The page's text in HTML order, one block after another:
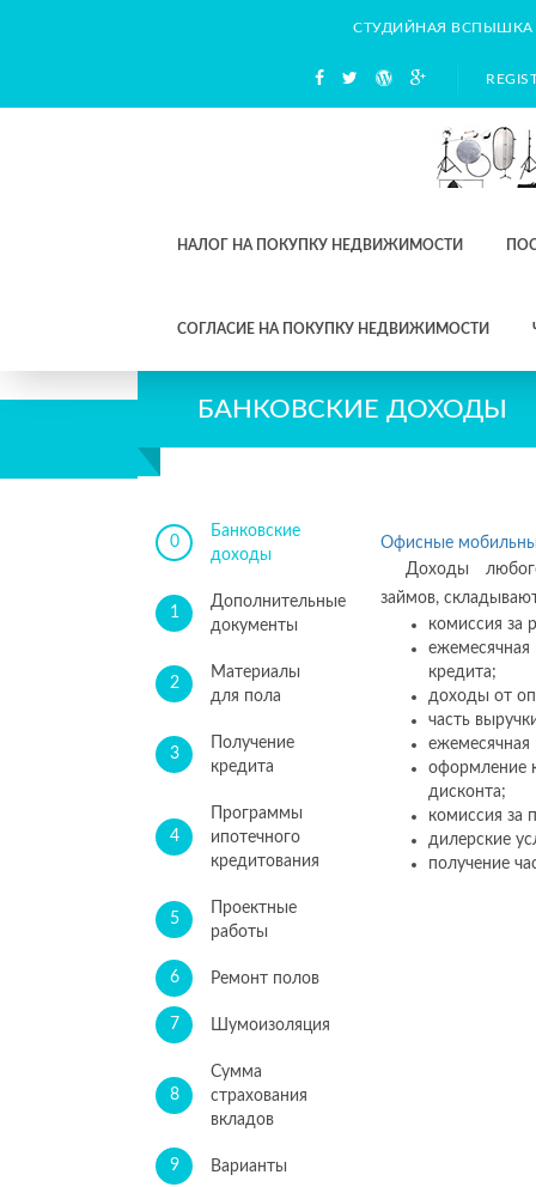
СТУДИЙНАЯ ВСПЫШКА
НАЛОГ НА ПОКУПКУ НЕДВИЖИМОСТИ
СОГЛАСИЕ НА ПОКУПКУ НЕДВИЖИМОСТИ
БАНКОВСКИЕ ДОХОДЫ
0
Банковские
доходы
1
Дополнительные
документы
2
Материалы
для пола
3
Получение
кредита
4
Программы
ипотечного
кредитования
5
Проектные
работы
6 Ремонт полов
7 Шумоизоляция
8
Сумма
страхования
вкладов
9 Варианты
Офисные
Доходы
займов,
комиссия за
ежемесячная
кредита;
доходы от
часть
ежемесячная
оформление
дисконта;
комиссия за
дилерские
получение